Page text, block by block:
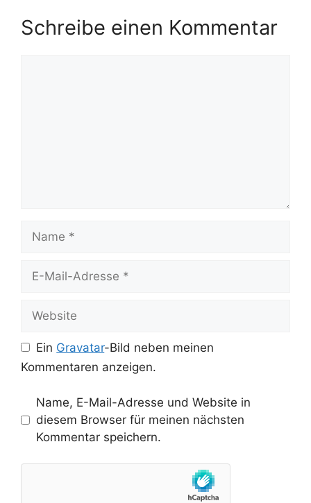
Schreibe einen Kommentar
Name
Website
Ein Gravatar-Bild neben meinen
Kommentaren anzeigen.
Name, E-Mail-Adresse und Website in
diesem Browser für meinen nächsten
Kommentar speichern.